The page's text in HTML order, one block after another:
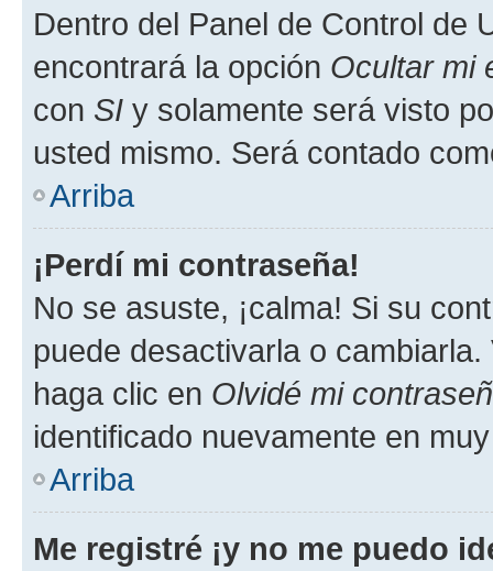
Dentro del Panel de Control de
encontrará la opción Ocultar mi
con SI y solamente será visto
usted mismo. Será contado
Arriba
¡Perdí mi contraseña!
No se asuste, ¡calma! Si su
puede desactivarla o
haga clic en Olvidé mi
identificado nuevamente en
Arriba
Me registré ¡y no me puedo